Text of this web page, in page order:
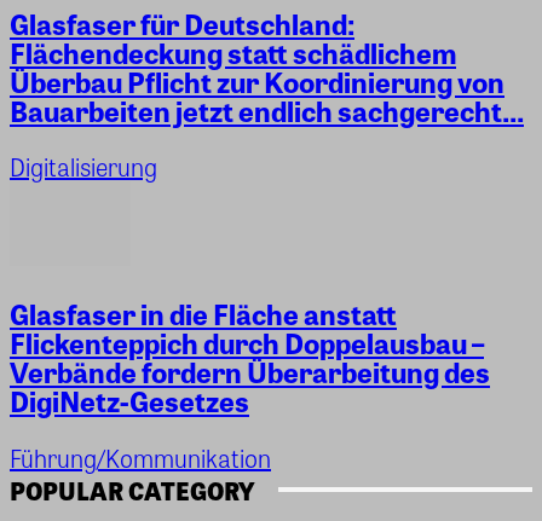
Glasfaser für Deutschland:
Flächendeckung statt schädlichem
Überbau Pflicht zur Koordinierung von
Bauarbeiten jetzt endlich sachgerecht...
Digitalisierung
Glasfaser in die Fläche anstatt
Flickenteppich durch Doppelausbau –
Verbände fordern Überarbeitung des
DigiNetz-Gesetzes
Führung/Kommunikation
POPULAR CATEGORY